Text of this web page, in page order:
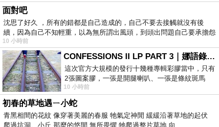
面對吧
沈思了好久 ，所有的錯都是自己造成的，自己不要去接觸就沒有後
續，因為自己不知輕重，以為無所謂出風頭，到頭出問題自己要承擔怨
不
10 小時前
CONFESSIONS II LP PART 3｜娜語錄II LP PART 3
這次官方大規模的發行十幾種專輯彩膠當中，只有
2張圖案膠，一張是開腿喇叭、一張是條紋斑馬
版；目前官網上只剩澳洲商店AU STORE
10 小時前
初春的草地遇ㄧ小蛇
青黑相間的花紋 像穿著美麗的春服 牠氣定神閒 緩緩沿著草地的起伏
爬過坑洞、小丘 那麼的悠閒 無所畏懼 牠爬過整片草地 向